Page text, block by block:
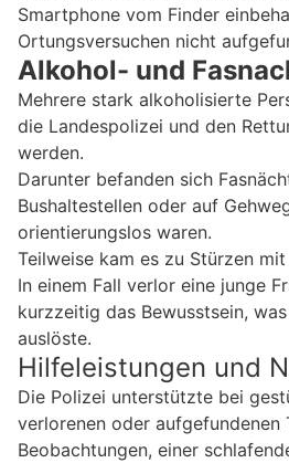
Smartphone vom Finder
Ortungsversuchen nicht
Alkohol- und
Mehrere stark alkoholisierte
die Landespolizei und den
werden.
Darunter befanden sich
Bushaltestellen oder auf
orientierungslos waren.
Teilweise kam es zu Stürzen
In einem Fall verlor eine junge
kurzzeitig das Bewusstsein,
auslöste.
Hilfeleistungen und
Die Polizei unterstützte bei
verlorenen oder aufgefundenen
Beobachtungen, einer